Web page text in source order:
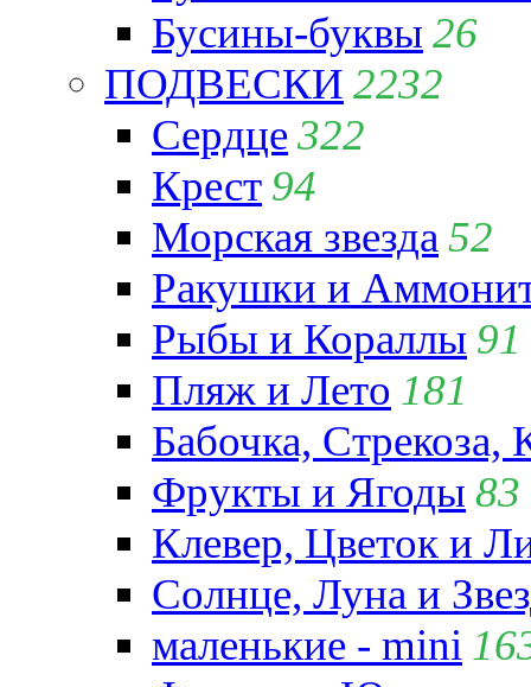
Бусины-буквы 26
ПОДВЕСКИ 2232
Сердце322
Крест 94
Морская звезда 52
Ракушки и
Рыбы и Кораллы 91
Пляж и Лето 181
Бабочка,
Фрукты и Ягоды 83
Клевер, Цветок и
Солнце, Луна и
маленькие - mini